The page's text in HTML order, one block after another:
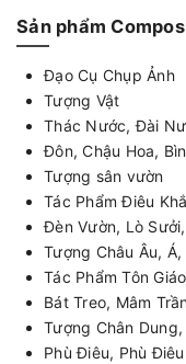
Sản phẩm
Đạo Cụ Chụp Ảnh
Tượng Vật
Thác Nước, Đài
Đôn, Chậu Hoa,
Tượng sân vườn
Tác Phẩm Điêu
Đèn Vườn, Lò
Tượng Châu Âu,
Tác Phẩm Tôn
Bát Treo, Mâm
Tượng Chân
Phù Điêu, Phù